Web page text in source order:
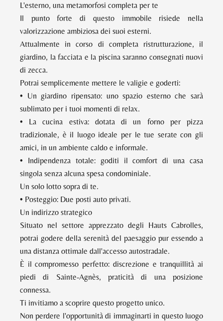
L'esterno, una metamorfosi completa per te
Il punto forte di questo immobile risiede nella
valorizzazione ambiziosa dei suoi esterni.
Attualmente in corso di completa ristrutturazione, il
giardino, la facciata e la piscina saranno consegnati nuovi
di zecca.
Potrai semplicemente mettere le valigie e goderti:
• Un giardino ripensato: uno spazio esterno che sarà
sublimato per i tuoi momenti di relax.
• La cucina estiva: dotata di un forno per pizza
tradizionale, è il luogo ideale per le tue serate con gli
amici, in un ambiente caldo e informale.
• Indipendenza totale: goditi il comfort di una casa
singola senza alcuna spesa condominiale.
Un solo lotto sopra di te.
• Posteggio: Due posti auto privati.
Un indirizzo strategico
Situato nel settore apprezzato degli Hauts Cabrolles,
potrai godere della serenità del paesaggio pur essendo a
una distanza ottimale dall'accesso autostradale.
È il compromesso perfetto: discrezione e tranquillità ai
piedi di Sainte-Agnès, praticità di una posizione
connessa.
Ti invitiamo a scoprire questo progetto unico.
Non perdere l'opportunità di immaginarti in questo luogo